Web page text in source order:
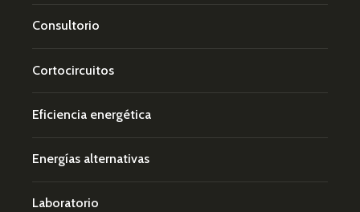
Consultorio
Cortocircuitos
Eficiencia energética
Energías alternativas
Laboratorio